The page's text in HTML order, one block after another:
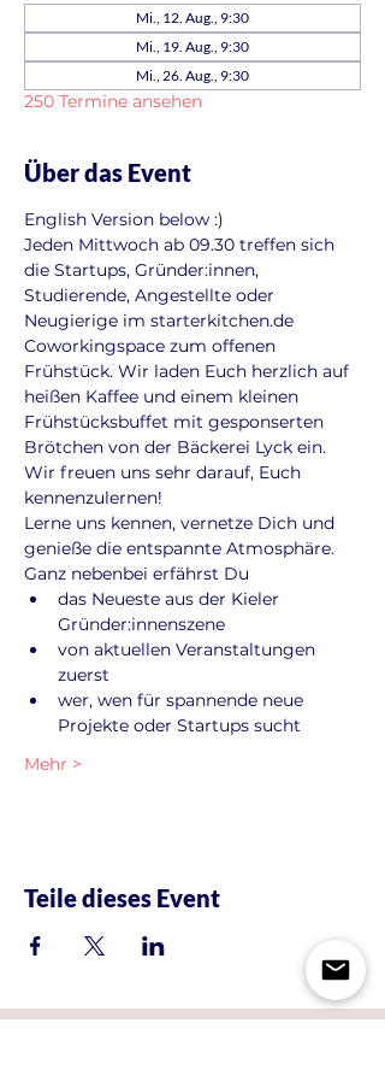
Mi., 12. Aug., 9:30
Mi., 19. Aug., 9:30
Mi., 26. Aug., 9:30
250 Termine ansehen
Über das Event
English Version below :)
Jeden Mittwoch ab 09.30 treffen sich
die Startups, Gründer:innen,
Studierende, Angestellte oder
Neugierige im starterkitchen.de
Coworkingspace zum offenen
Frühstück. Wir laden Euch herzlich auf
heißen Kaffee und einem kleinen
Frühstücksbuffet mit gesponserten
Brötchen von der Bäckerei Lyck ein.
Wir freuen uns sehr darauf, Euch
kennenzulernen!
Lerne uns kennen, vernetze Dich und
genieße die entspannte Atmosphäre.
Ganz nebenbei erfährst Du
das Neueste aus der Kieler
Gründer:innenszene
von aktuellen Veranstaltungen
zuerst
wer, wen für spannende neue
Projekte oder Startups sucht
Mehr >
Teile dieses Event